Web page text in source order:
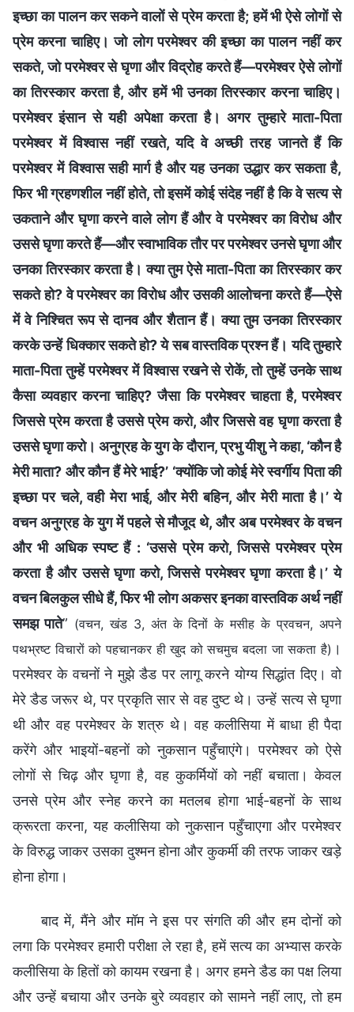
इच्छा का पालन कर सकने वालों से प्रेम करता है; हमें भी ऐसे लोगों से
प्रेम करना चाहिए। जो लोग परमेश्वर की इच्छा का पालन नहीं कर
सकते, जो परमेश्वर से घृणा और विद्रोह करते हैं—परमेश्वर ऐसे लोगों
का तिरस्कार करता है, और हमें भी उनका तिरस्कार करना चाहिए।
परमेश्वर इंसान से यही अपेक्षा करता है। अगर तुम्हारे माता-पिता
परमेश्वर में विश्वास नहीं रखते, यदि वे अच्छी तरह जानते हैं कि
परमेश्वर में विश्वास सही मार्ग है और यह उनका उद्धार कर सकता है,
फिर भी ग्रहणशील नहीं होते, तो इसमें कोई संदेह नहीं है कि वे सत्य से
उकताने और घृणा करने वाले लोग हैं और वे परमेश्वर का विरोध और
उससे घृणा करते हैं—और स्वाभाविक तौर पर परमेश्वर उनसे घृणा और
उनका तिरस्कार करता है। क्या तुम ऐसे माता-पिता का तिरस्कार कर
सकते हो? वे परमेश्वर का विरोध और उसकी आलोचना करते हैं—ऐसे
में वे निश्चित रूप से दानव और शैतान हैं। क्या तुम उनका तिरस्कार
करके उन्हें धिक्कार सकते हो? ये सब वास्तविक प्रश्न हैं। यदि तुम्हारे
माता-पिता तुम्हें परमेश्वर में विश्वास रखने से रोकें, तो तुम्हें उनके साथ
कैसा व्यवहार करना चाहिए? जैसा कि परमेश्वर चाहता है, परमेश्वर
जिससे प्रेम करता है उससे प्रेम करो, और जिससे वह घृणा करता है
उससे घृणा करो। अनुग्रह के युग के दौरान, प्रभु यीशु ने कहा, ‘कौन है
मेरी माता? और कौन हैं मेरे भाई?’ ‘क्योंकि जो कोई मेरे स्वर्गीय पिता की
इच्छा पर चले, वही मेरा भाई, और मेरी बहिन, और मेरी माता है।’ ये
वचन अनुग्रह के युग में पहले से मौजूद थे, और अब परमेश्वर के वचन
और भी अधिक स्पष्ट हैं : ‘उससे प्रेम करो, जिससे परमेश्वर प्रेम
करता है और उससे घृणा करो, जिससे परमेश्वर घृणा करता है।’ ये
वचन बिलकुल सीधे हैं, फिर भी लोग अकसर इनका वास्तविक अर्थ नहीं
समझ पाते” (वचन, खंड 3, अंत के दिनों के मसीह के प्रवचन, अपने
पथभ्रष्‍ट विचारों को पहचानकर ही खुद को सचमुच बदला जा सकता है) ।
परमेश्वर के वचनों ने मुझे डैड पर लागू करने योग्य सिद्धांत दिए। वो
मेरे डैड जरूर थे, पर प्रकृति सार से वह दुष्ट थे। उन्हें सत्य से घृणा
थी और वह परमेश्वर के शत्रु थे। वह कलीसिया में बाधा ही पैदा
करेंगे और भाइयों-बहनों को नुकसान पहुँचाएंगे। परमेश्वर को ऐसे
लोगों से चिढ़ और घृणा है, वह कुकर्मियों को नहीं बचाता। केवल
उनसे प्रेम और स्नेह करने का मतलब होगा भाई-बहनों के साथ
क्रूरता करना, यह कलीसिया को नुकसान पहुँचाएगा और परमेश्वर
के विरुद्ध जाकर उसका दुश्मन होना और कुकर्मी की तरफ जाकर खड़े
होना होगा।
बाद में, मैंने और मॉम ने इस पर संगति की और हम दोनों को
लगा कि परमेश्वर हमारी परीक्षा ले रहा है, हमें सत्य का अभ्यास करके
कलीसिया के हितों को कायम रखना है। अगर हमने डैड का पक्ष लिया
और उन्हें बचाया और उनके बुरे व्यवहार को सामने नहीं लाए, तो हम